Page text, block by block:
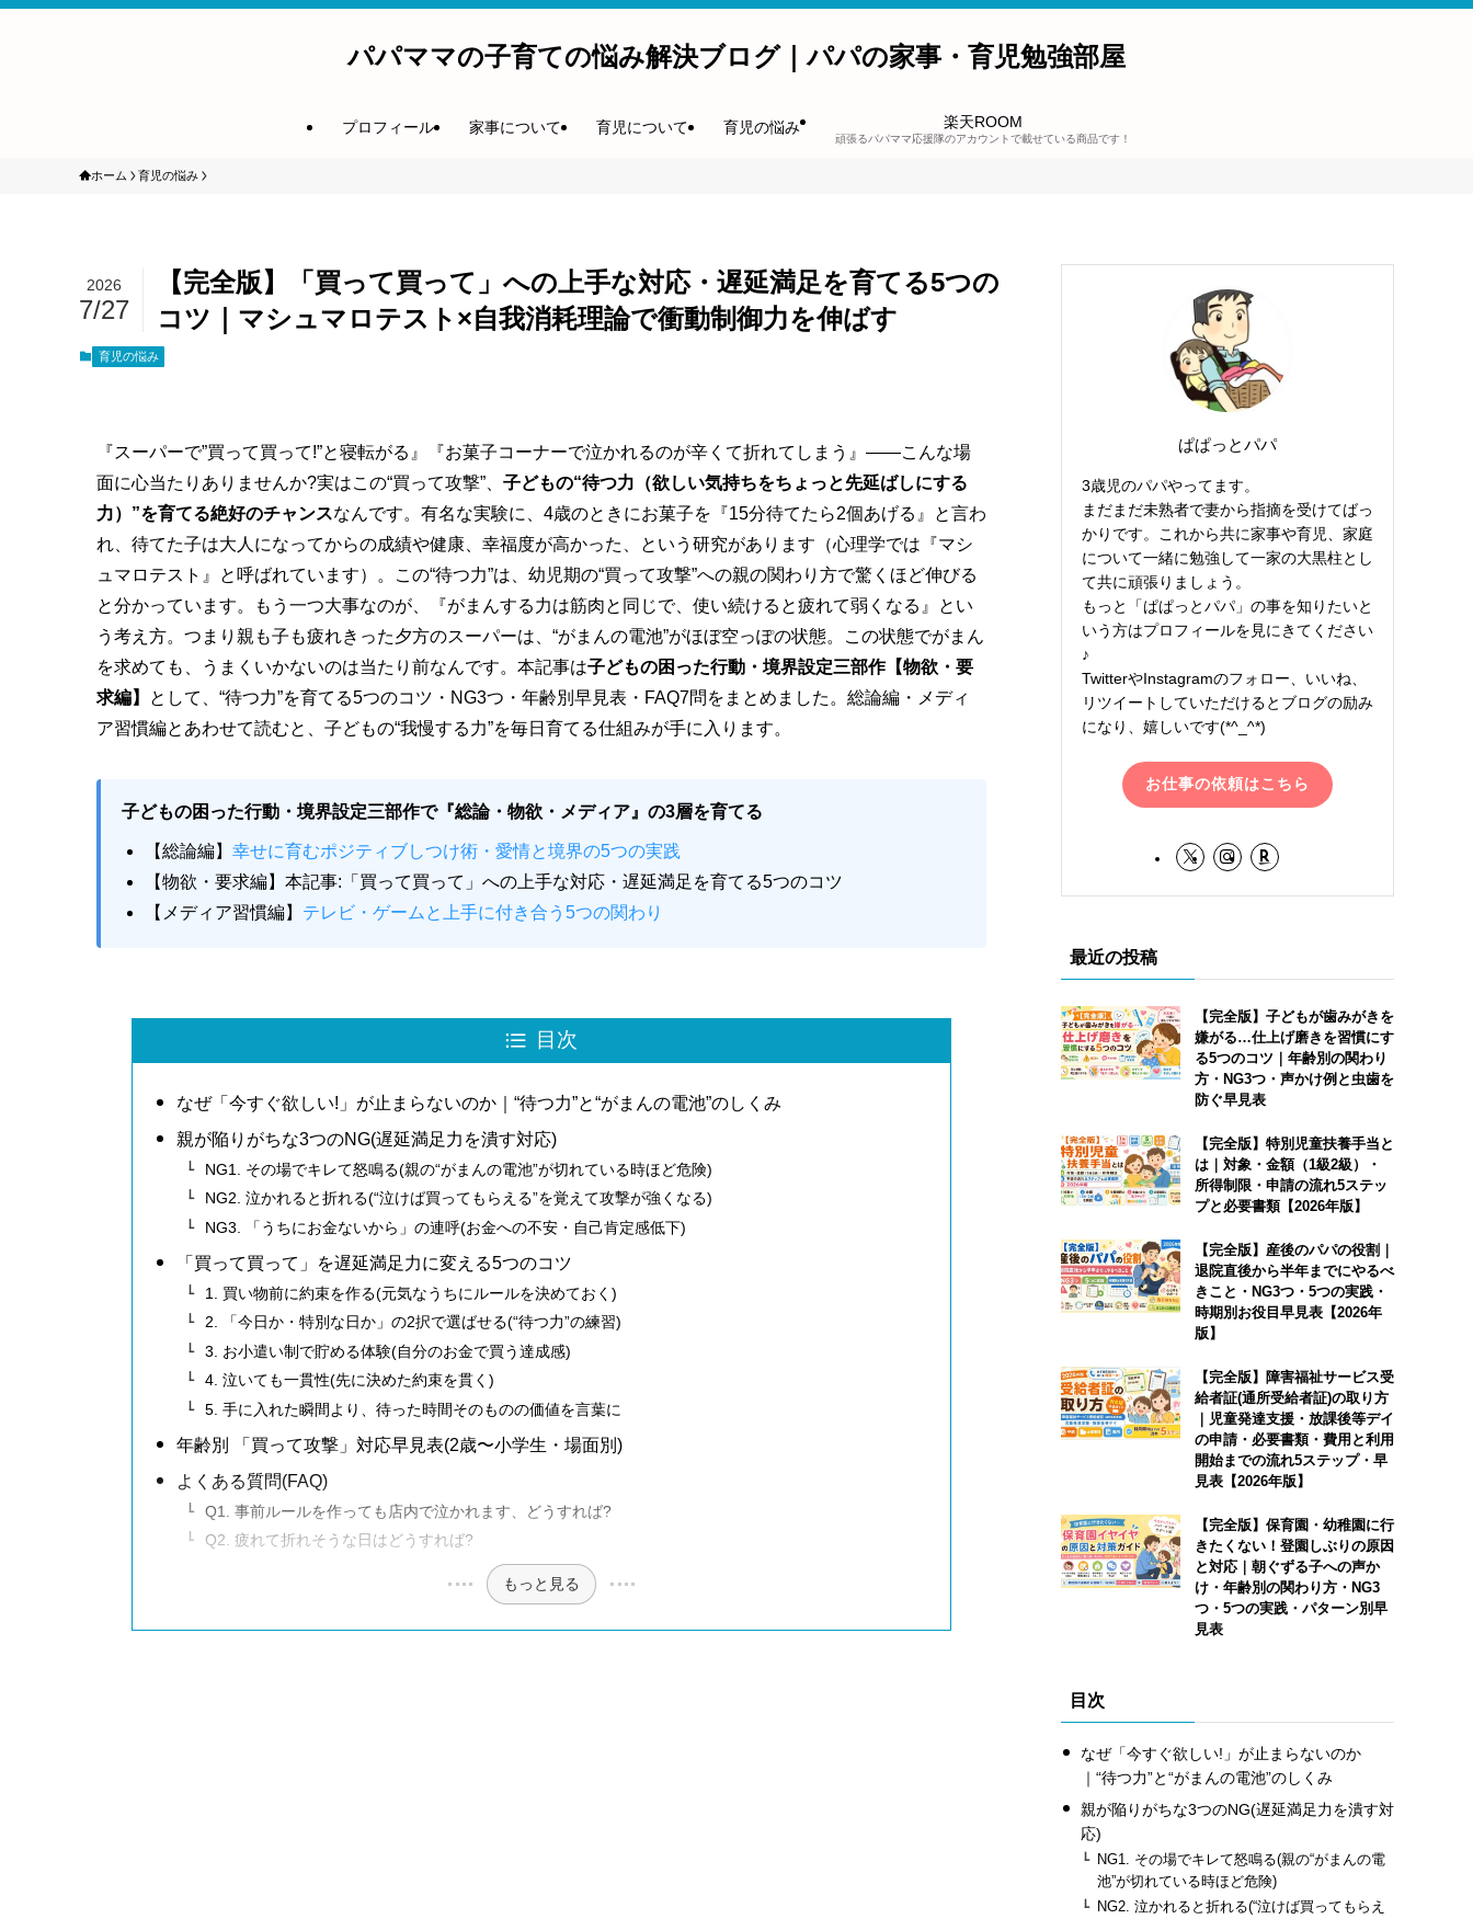
パパママの子育ての悩み解決ブログ｜パパの家事・育児勉強部屋
プロフィール 家事について 育児について 育児の悩み 楽天ROOM
頑張るパパママ応援隊のアカウントで載せている商品です！
ホーム 育児の悩み
【完全版】「買って買って」への上手な対応・遅延満足を育てる5つの
コツ｜マシュマロテスト×自我消耗理論で衝動制御力を伸ばす
2026
7/27
育児の悩み
『スーパーで”買って買って!”と寝転がる』『お菓子コーナーで泣かれるのが辛くて折れてしまう』——こんな場
面に心当たりありませんか?実はこの“買って攻撃”、 子どもの“待つ力（欲しい気持ちをちょっと先延ばしにする
力）”を育てる絶好のチャンスなんです。有名な実験に、4歳のときにお菓子を『15分待てたら2個あげる』と言わ
れ、待てた子は大人になってからの成績や健康、幸福度が高かった、という研究があります（心理学では『マシ
ュマロテスト』と呼ばれています）。この“待つ力”は、幼児期の“買って攻撃”への親の関わり方で驚くほど伸びる
と分かっています。もう一つ大事なのが、『がまんする力は筋肉と同じで、使い続けると疲れて弱くなる』とい
う考え方。つまり親も子も疲れきった夕方のスーパーは、“がまんの電池”がほぼ空っぽの状態。この状態でがまん
を求めても、うまくいかないのは当たり前なんです。本記事は子どもの困った行動・境界設定三部作【物欲・要
求編】
として、“待つ力”を育てる5つのコツ・NG3つ・年齢別早見表・FAQ7問をまとめました。総論編・メディ
ア習慣編とあわせて読むと、子どもの“我慢する力”を毎日育てる仕組みが手に入ります。
子どもの困った行動・境界設定三部作で『総論・物欲・メディア』の3層を育てる
【総論編】 幸せに育むポジティブしつけ術・愛情と境界の5つの実践
【物欲・要求編】本記事:「買って買って」への上手な対応・遅延満足を育てる5つのコツ
【メディア習慣編】 テレビ・ゲームと上手に付き合う5つの関わり
目次
なぜ「今すぐ欲しい!」が止まらないのか｜“待つ力”と“がまんの電池”のしくみ
親が陥りがちな3つのNG(遅延満足力を潰す対応)
NG1. その場でキレて怒鳴る(親の“がまんの電池”が切れている時ほど危険)
NG2. 泣かれると折れる(“泣けば買ってもらえる”を覚えて攻撃が強くなる)
NG3. 「うちにお金ないから」の連呼(お金への不安・自己肯定感低下)
「買って買って」を遅延満足力に変える5つのコツ
1. 買い物前に約束を作る(元気なうちにルールを決めておく)
2. 「今日か・特別な日か」の2択で選ばせる(“待つ力”の練習)
3. お小遣い制で貯める体験(自分のお金で買う達成感)
4. 泣いても一貫性(先に決めた約束を貫く)
5. 手に入れた瞬間より、待った時間そのものの価値を言葉に
年齢別 「買って攻撃」対応早見表(2歳〜小学生・場面別)
よくある質問(FAQ)
Q1. 事前ルールを作っても店内で泣かれます、どうすれば?
Q2. 疲れて折れそうな日はどうすれば?
もっと見る
ぱぱっとパパ
3歳児のパパやってます。
まだまだ未熟者で妻から指摘を受けてばっ
かりです。これから共に家事や育児、家庭
について一緒に勉強して一家の大黒柱とし
て共に頑張りましょう。
もっと「ぱぱっとパパ」の事を知りたいと
いう方はプロフィールを見にきてください
♪
TwitterやInstagramのフォロー、いいね、
リツイートしていただけるとブログの励み
になり、嬉しいです(*^_^*)
お仕事の依頼はこちら
最近の投稿
【完全版】子どもが歯みがきを
嫌がる…仕上げ磨きを習慣にす
る5つのコツ｜年齢別の関わり
方・NG3つ・声かけ例と虫歯を
防ぐ早見表
【完全版】特別児童扶養手当と
は｜対象・金額（1級2級）・
所得制限・申請の流れ5ステッ
プと必要書類【2026年版】
【完全版】産後のパパの役割｜
退院直後から半年までにやるべ
きこと・NG3つ・5つの実践・
時期別お役目早見表【2026年
版】
【完全版】障害福祉サービス受
給者証(通所受給者証)の取り方
｜児童発達支援・放課後等デイ
の申請・必要書類・費用と利用
開始までの流れ5ステップ・早
見表【2026年版】
【完全版】保育園・幼稚園に行
きたくない！登園しぶりの原因
と対応｜朝ぐずる子への声か
け・年齢別の関わり方・NG3
つ・5つの実践・パターン別早
見表
目次
なぜ「今すぐ欲しい!」が止まらないのか
｜“待つ力”と“がまんの電池”のしくみ
親が陥りがちな3つのNG(遅延満足力を潰す対
応)
NG1. その場でキレて怒鳴る(親の“がまんの電
池”が切れている時ほど危険)
NG2. 泣かれると折れる(“泣けば買ってもらえ